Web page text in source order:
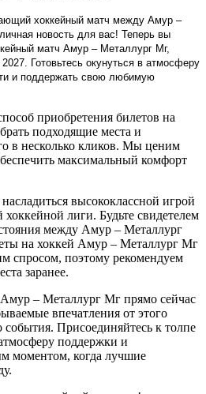
хоккейный матч между Амур –
новость для вас! Теперь вы
матч Амур – Металлург Мг,
Готовьтесь окунуться в атмосферу
и поддержать свою любимую
приобретения билетов на
подходящие места и
в несколько кликов. Мы ценим
максимальный комфорт
высококлассной игрой
лиги. Будьте свидетелем
между Амур – Металлург
на хоккей Амур – Металлург Мг
спросом, поэтому рекомендуем
заранее.
– Металлург Мг прямо сейчас
впечатления от этого
Присоединяйтесь к толпе
поддержки и
моментом, когда лучшие